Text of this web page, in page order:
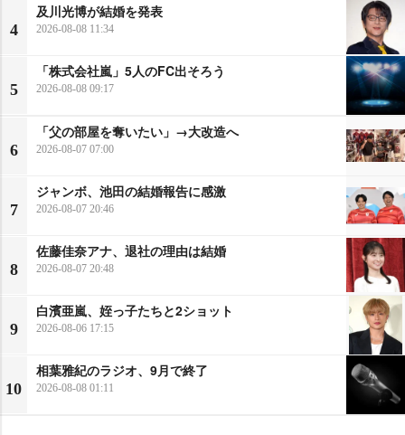
4
及川光博が結婚を発表
2026-08-08 11:34
5
「株式会社嵐」5人のFC出そろう
2026-08-08 09:17
6
「父の部屋を奪いたい」→大改造へ
2026-08-07 07:00
7
ジャンボ、池田の結婚報告に感激
2026-08-07 20:46
8
佐藤佳奈アナ、退社の理由は結婚
2026-08-07 20:48
9
白濱亜嵐、姪っ子たちと2ショット
2026-08-06 17:15
10
相葉雅紀のラジオ、9月で終了
2026-08-08 01:11